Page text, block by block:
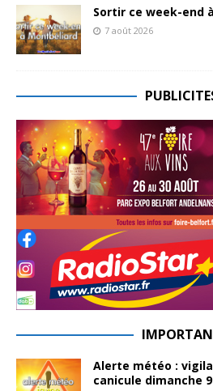
Sortir ce week-end
7 août 2026
Alerte météo :
canicule dimanche